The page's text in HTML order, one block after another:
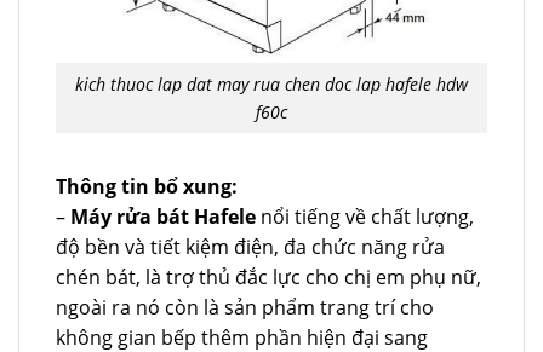
kich thuoc lap dat may rua chen doc lap hafele hdw
f60c
Thông tin bổ xung:
– Máy rửa bát Hafele nổi tiếng về chất lượng,
độ bền và tiết kiệm điện, đa chức năng rửa
chén bát, là trợ thủ đắc lực cho chị em phụ nữ,
ngoài ra nó còn là sản phẩm trang trí cho
không gian bếp thêm phần hiện đại sang